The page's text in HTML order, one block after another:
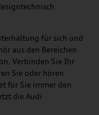
für sich und
aus den Bereichen
Verbinden Sie Ihr
Sie oder hören
für Sie immer den
die Audi